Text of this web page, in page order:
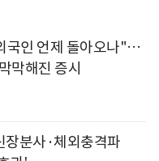
국인 언제 돌아오나"…
막해진 증시
장분사·체외충격파